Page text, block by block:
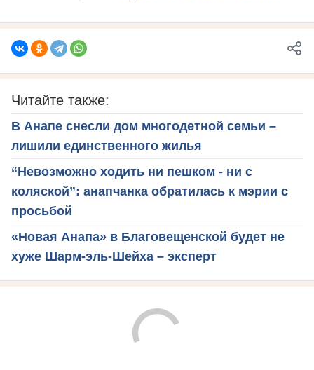
Читайте также:
В Анапе снесли дом многодетной семьи –
лишили единственного жилья
“Невозможно ходить ни пешком - ни с
коляской”: анапчанка обратилась к мэрии с
просьбой
«Новая Анапа» в Благовещенской будет не
хуже Шарм-эль-Шейха – эксперт